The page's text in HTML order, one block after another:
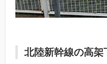
北陸新幹線の高